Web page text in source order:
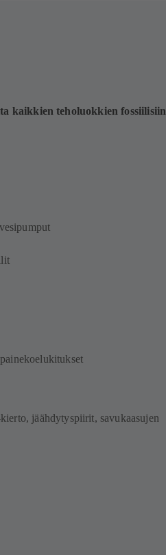
kaikkien teholuokkien fossiilisiin
jäähdytyspiirit, savukaasujen